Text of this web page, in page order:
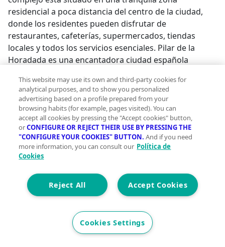
residencial a poca distancia del centro de la ciudad,
donde los residentes pueden disfrutar de
restaurantes, cafeterías, supermercados, tiendas
locales y todos los servicios esenciales. Pilar de la
Horadada es una encantadora ciudad española
principal y sus hermosas plazas. Con excelentes
conexiones con las zonas costeras y los complejos de
golf cercanos, es un destino muy popular entre los
compradores internacionales que buscan sol y calidad
de vida. Apartamentos y bungalós con espacios
exteriores privados La promoción ofrece dos tipos de
propiedades diferentes para adaptarse a diversos
modernos. Los compradores pueden elegir entre
unidades en la planta baja con jardines privados,
terrazas o áticos con terrazas privadas y soláriums en
la azotea. Cada apartamento incluye una plaza de
This website may use its own and third-party cookies for
analytical purposes, and to show you personalized
advertising based on a profile prepared from your
browsing habits (for example, pages visited). You can
accept all cookies by pressing the "Accept cookies" button,
orCONFIGURE OR REJECT THEIR USE BY PRESSING THE
"CONFIGURE YOUR COOKIES" BUTTON. And if you need
more information, you can consult our Política de
Cookies
Accept Cookies
Reject All
Cookies Settings